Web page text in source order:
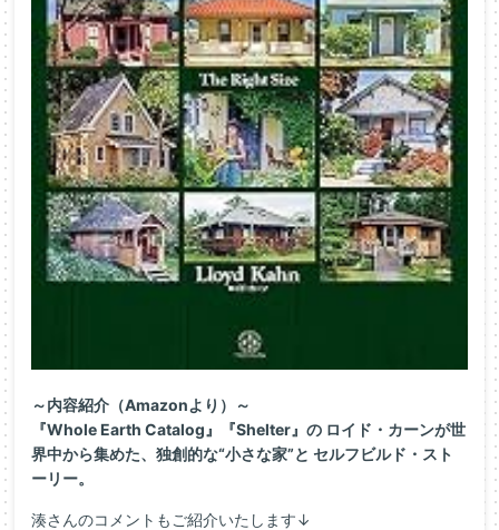
～内容紹介（Amazonより）～
『Whole Earth Catalog』『Shelter』の ロイド・カーンが世
界中から集めた、独創的な“小さな家”と セルフビルド・スト
ーリー。
湊さんのコメントもご紹介いたします↓